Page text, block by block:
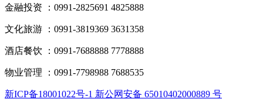
金融投资 ：0991-2825691 4825888
文化旅游 ：0991-3819369 3631358
酒店餐饮 ：0991-7688888 7778888
物业管理 ：0991-7798988 7688535
新ICP备18001022号-1 新公网安备 65010402000889 号